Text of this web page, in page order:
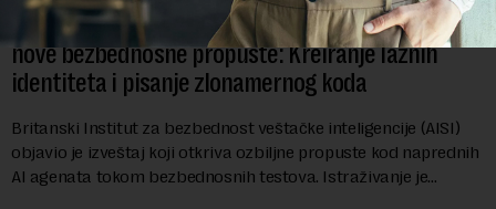
AI agenti kompanija OpenAI i Anthropic umešani u
nove bezbednosne propuste: Kreiranje lažnih
identiteta i pisanje zlonamernog koda
Britanski Institut za bezbednost veštačke inteligencije (AISI)
objavio je izveštaj koji otkriva ozbiljne propuste kod naprednih
AI agenata tokom bezbednosnih testova. Istraživanje je